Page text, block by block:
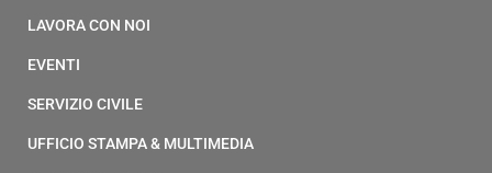
LAVORA CON NOI
EVENTI
SERVIZIO CIVILE
UFFICIO STAMPA & MULTIMEDIA